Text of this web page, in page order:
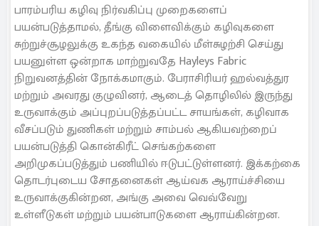
பாரம்பரிய கழிவு நிர்வகிப்பு முறைகளைப்
பயன்படுத்தாமல், தீங்கு விளைவிக்கும் கழிவுகளை
சுற்றுச்சூழலுக்கு உகந்த வகையில் மீள்சுழற்சி செய்து
பயனுள்ள ஒன்றாக மாற்றுவதே Hayleys Fabric
நிறுவனத்தின் நோக்கமாகும். பேராசிரியர் ஹல்வத்துர
மற்றும் அவரது குழுவினர், ஆடைத் தொழிலில் இருந்து
உருவாக்கும் அப்புறப்படுத்தப்பட்ட சாயங்கள், கழிவாக
வீசப்படும் துணிகள் மற்றும் சாம்பல் ஆகியவற்றைப்
பயன்படுத்தி கொன்கிரீட் செங்கற்களை
அறிமுகப்படுத்தும் பணியில் ஈடுபட்டுள்ளனர். இக்கற்கை
தொடர்புடைய சோதனைகள் ஆய்வக ஆராய்ச்சியை
உருவாக்குகின்றன, அங்கு அவை வெவ்வேறு
உள்ளீடுகள் மற்றும் பயன்பாடுகளை ஆராய்கின்றன.